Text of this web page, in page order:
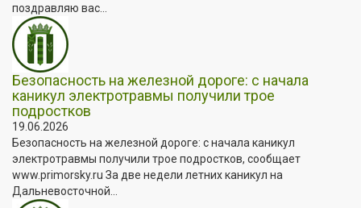
поздравляю вас...
Безопасность на железной дороге: с начала
каникул электротравмы получили трое
подростков
19.06.2026
Безопасность на железной дороге: с начала каникул
электротравмы получили трое подростков, сообщает
www.primorsky.ru За две недели летних каникул на
Дальневосточной...